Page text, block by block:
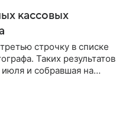
кассовых
строчку в списке
Таких результатов
и собравшая на